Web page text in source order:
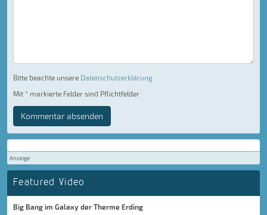
Bitte beachte unsere Datenschutzerklärung
Mit * markierte Felder sind Pflichtfelder
Kommentar absenden
Anzeige
Featured Video
Big Bang im Galaxy der Therme Erding